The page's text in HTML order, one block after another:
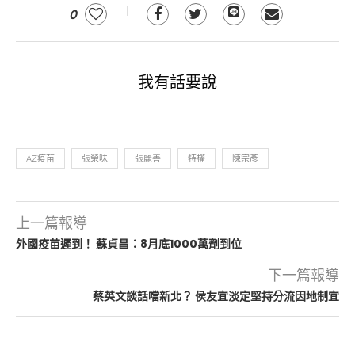
0
我有話要說
AZ疫苗 張榮味 張麗善 特權 陳宗彥
上一篇報導
外國疫苗遲到！ 蘇貞昌：8月底1000萬劑到位
下一篇報導
蔡英文談話噹新北？ 侯友宜淡定堅持分流因地制宜